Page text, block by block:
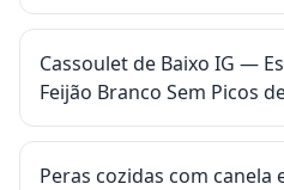
Cassoulet de Baixo IG —
Feijão Branco Sem Picos
Peras cozidas com